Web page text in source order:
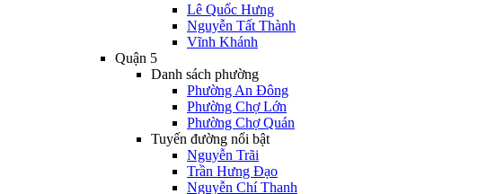
Lê Quốc Hưng
Nguyễn Tất Thành
Vĩnh Khánh
Quận 5
Danh sách phường
Phường An Đông
Phường Chợ Lớn
Phường Chợ Quán
Tuyến đường nổi bật
Nguyễn Trãi
Trần Hưng Đạo
Nguyễn Chí Thanh